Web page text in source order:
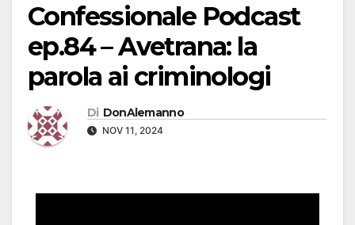
Confessionale Podcast
ep.84 – Avetrana: la
parola ai criminologi
Di DonAlemanno
NOV 11, 2024